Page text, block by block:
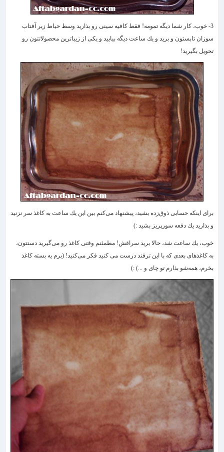
3- خوب، كار شما دیگه تمومه! فقط كافیه سینی رو بذارید وسط حیاط زیر آفتاب
سوزان تابستون و برید و یك ساعت دیگه بیایید و یكی از زیباترین محصولاتتون رو
تحویل بگیرید!
برای اینكه حسابی ذوق‌زده بشید، پیشنهاد می‌كنم بین این یك ساعت به كاغذ سر نزنید
و بذارید یك دفعه سورپریز بشید :)
خوب، یك ساعت شد، حالا برید سراغش! مطمئنم وقتی كاغذ رو می‌گیرید دستتون،
به كاغذهای بعدی كه با این ترفند درست می كنید فكر می‌كنید! (برم یه بسته كاغذ
بخرم، همه‌شو بذارم تو چای و ...) :)